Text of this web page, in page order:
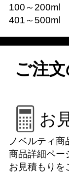
100～200ml
401～500ml
ご注
お
ノベルティ商
商品詳細ペー
お見積もりを